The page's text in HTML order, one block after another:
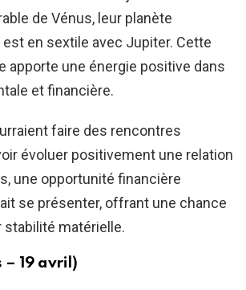
de Vénus, leur planète
est en sextile avec Jupiter. Cette
apporte une énergie positive dans
et financière.
faire des rencontres
évoluer positivement une relation
une opportunité financière
se présenter, offrant une chance
matérielle.
– 19 avril)